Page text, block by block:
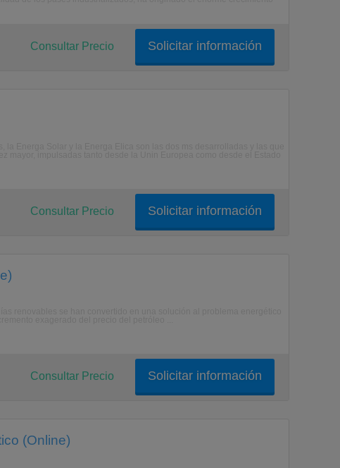
Solicitar información
Consultar Precio
Solicitar información
Consultar Precio
Solicitar información
Consultar Precio
(Online)